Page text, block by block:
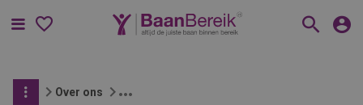
Menu
Over ons